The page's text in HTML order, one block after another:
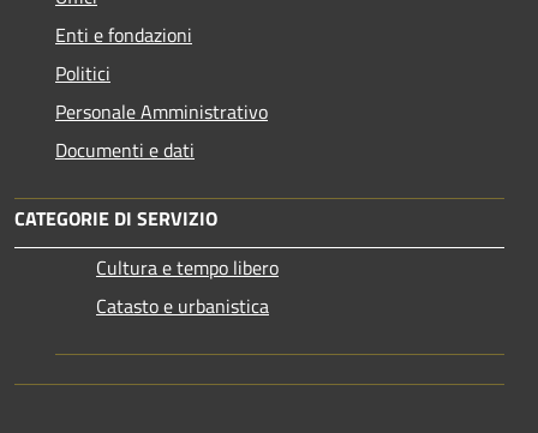
Enti e fondazioni
Politici
Personale Amministrativo
Documenti e dati
CATEGORIE DI SERVIZIO
Cultura e tempo libero
Catasto e urbanistica